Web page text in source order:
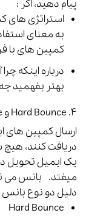
پیام دهید، اکر :
استراتژی های
به معنای
کمپین های با
درباره اینکه
بهتر بفهمید
۴. Hard Bounce و Soft Bounce های مداوم را حذف کنید
ارسال کمپین های
دریافت کنند،
یک ایمیل تحویل
میفتد. بانس می
دلیل دو نوع بانس
Hard Bounce